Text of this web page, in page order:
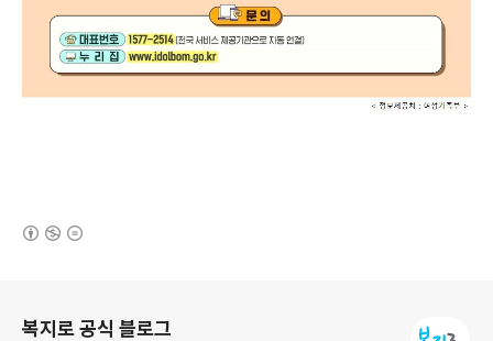
복지로 공식 블로그